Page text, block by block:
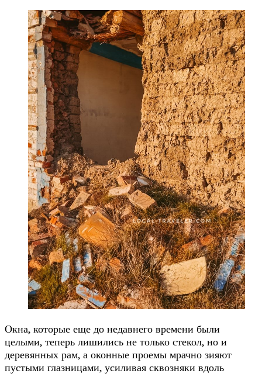
Окна, которые еще до недавнего времени были
целыми, теперь лишились не только стекол, но и
деревянных рам, а оконные проемы мрачно зияют
пустыми глазницами, усиливая сквозняки вдоль